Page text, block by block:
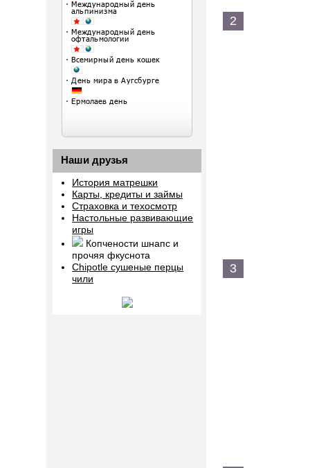
2
3
Наши друзья
История матрешки
Карты, кредиты и займы
Страховка и техосмотр
Настольные развивающие
игры
Копчености шнапс и
прочяя фкуснота
Chipotle сушеные перцы
чили